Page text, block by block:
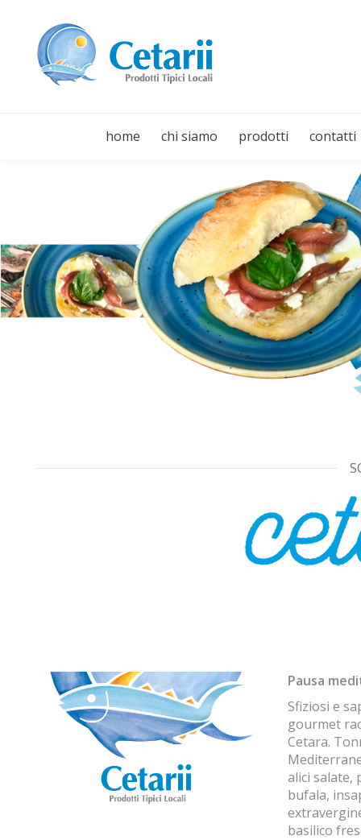
home chi siamo prodotti contatti
Pausa
Sfiziosi e
gourmet
Cetara.
alici salate,
bufala,
basilico